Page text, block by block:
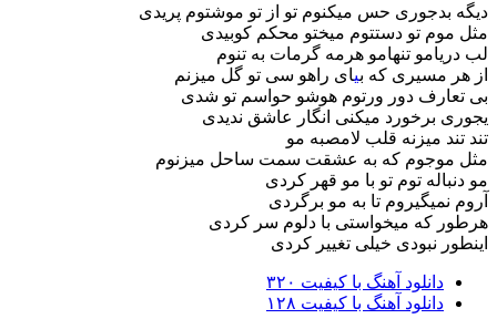
دیگه بدجوری حس میکنوم تو از تو موشتوم پریدی
مثل موم تو دستتوم میختو محکم کوبیدی
لب دریامو تنهامو هرمه گرمات به تنوم
از هر مسیری که بیای راهو سی تو گل میزنم
بی تعارف دور ورتوم هوشو حواسم تو شدی
یجوری برخورد میکنی انگار عاشق ندیدی
تند تند میزنه قلب لامصبه مو
مثل موجوم که به عشقت سمت ساحل میزنوم
مو دنباله توم تو با مو قهر کردی
آروم نمیگیروم تا به مو برگردی
هرطور که میخواستی با دلوم سر کردی
اینطور نبودی خیلی تغییر کردی
دانلود آهنگ با کیفیت ۳۲۰
دانلود آهنگ با کیفیت ۱۲۸